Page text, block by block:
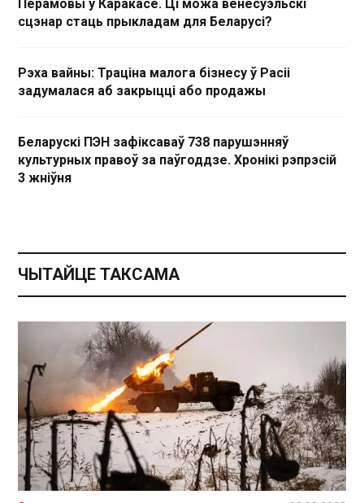
Перамовы ў Каракасе. Ці можа венесуэльскі
сцэнар стаць прыкладам для Беларусі?
Рэха вайны: Траціна малога бізнесу ў Расіі
задумалася аб закрыцці або продажы
Беларускі ПЭН зафіксаваў 738 парушэнняў
культурных правоў за паўгоддзе. Хронікі рэпрэсій
3 жніўня
ЧЫТАЙЦЕ ТАКСАМА